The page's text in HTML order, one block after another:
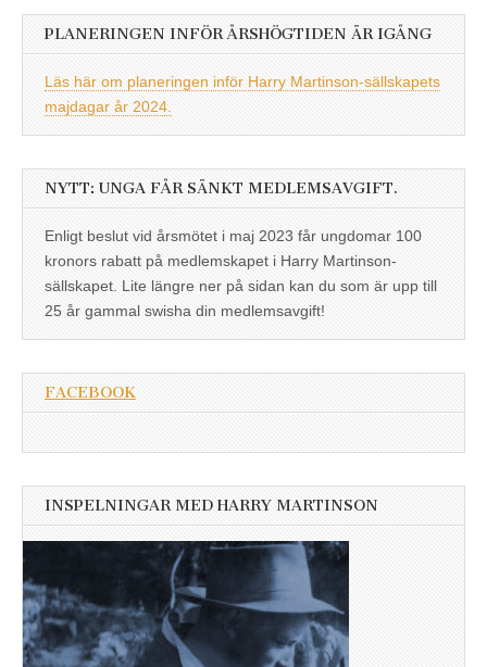
PLANERINGEN INFÖR ÅRSHÖGTIDEN ÄR IGÅNG
Läs här om planeringen inför Harry Martinson-sällskapets
majdagar år 2024.
NYTT: UNGA FÅR SÄNKT MEDLEMSAVGIFT.
Enligt beslut vid årsmötet i maj 2023 får ungdomar 100
kronors rabatt på medlemskapet i Harry Martinson-
sällskapet. Lite längre ner på sidan kan du som är upp till
25 år gammal swisha din medlemsavgift!
FACEBOOK
INSPELNINGAR MED HARRY MARTINSON